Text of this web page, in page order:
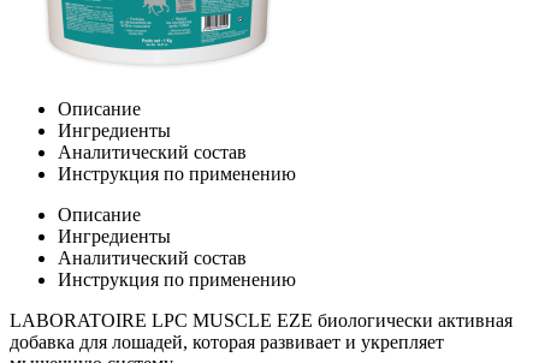
Описание
Ингредиенты
Аналитический состав
Инструкция по применению
Описание
Ингредиенты
Аналитический состав
Инструкция по применению
LABORATOIRE LPC MUSCLE EZE биологически активная
добавка для лошадей, которая развивает и укрепляет